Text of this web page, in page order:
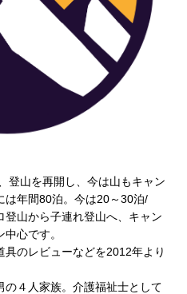
登山を再開し、今は山もキャン
は年間80泊。今は20～30泊/
山から子連れ登山へ、キャン
心です。
のレビューなどを2012年より
４人家族。介護福祉士として